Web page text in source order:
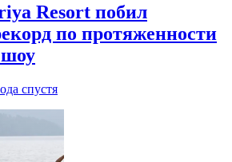
Resort побил
по протяженности
шоу
спустя